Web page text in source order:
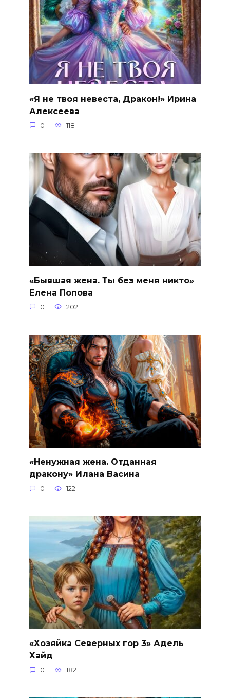
«Я не твоя невеста, Дракон!» Ирина
Алексеева
0 118
«Бывшая жена. Ты без меня никто»
Елена Попова
0 202
«Ненужная жена. Отданная
дракону» Илана Васина
0 122
«Хозяйка Северных гор 3» Адель
Хайд
0 182